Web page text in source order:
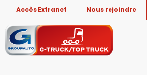
Accès Extranet Nous rejoindre